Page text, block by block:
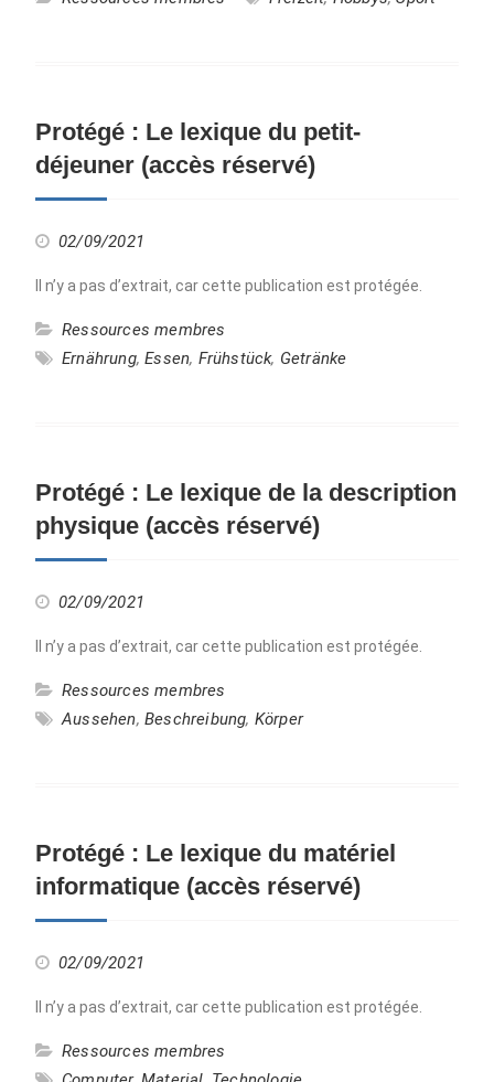
Protégé : Le lexique du petit-
déjeuner (accès réservé)
02/09/2021
Il n’y a pas d’extrait, car cette publication est protégée.
Ressources membres
Ernährung,Essen, Frühstück, Getränke
Protégé : Le lexique de la description
physique (accès réservé)
02/09/2021
Il n’y a pas d’extrait, car cette publication est protégée.
Ressources membres
Aussehen, Beschreibung, Körper
Protégé : Le lexique du matériel
informatique (accès réservé)
02/09/2021
Il n’y a pas d’extrait, car cette publication est protégée.
Ressources membres